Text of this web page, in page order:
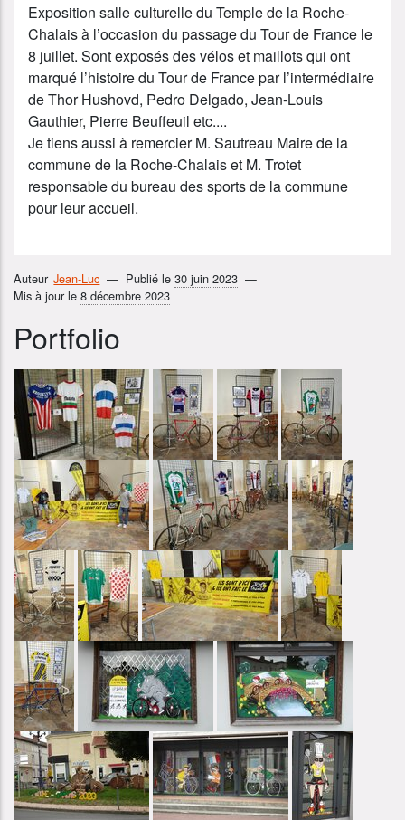
Exposition salle culturelle du Temple de la Roche-
Chalais à l’occasion du passage du Tour de France le
8 juillet. Sont exposés des vélos et maillots qui ont
marqué l’histoire du Tour de France par l’intermédiaire
de Thor Hushovd, Pedro Delgado, Jean-Louis
Gauthier, Pierre Beuffeuil etc....
Je tiens aussi à remercier M. Sautreau Maire de la
commune de la Roche-Chalais et M. Trotet
responsable du bureau des sports de la commune
pour leur accueil.
Auteur Jean-Luc Publié le30 juin 2023
Mis à jour le 8 décembre 2023
Portfolio